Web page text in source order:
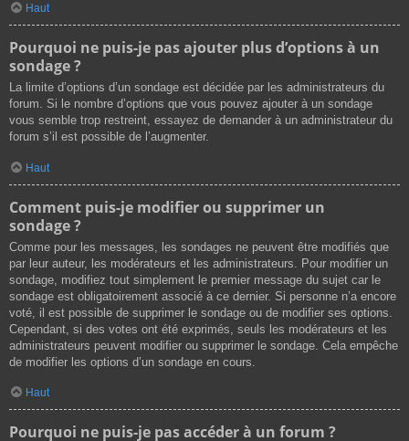
Haut
Pourquoi ne puis-je pas ajouter plus d’options à un
sondage ?
La limite d’options d’un sondage est décidée par les administrateurs du
forum. Si le nombre d’options que vous pouvez ajouter à un sondage
vous semble trop restreint, essayez de demander à un administrateur du
forum s’il est possible de l’augmenter.
Haut
Comment puis-je modifier ou supprimer un
sondage ?
Comme pour les messages, les sondages ne peuvent être modifiés que
par leur auteur, les modérateurs et les administrateurs. Pour modifier un
sondage, modifiez tout simplement le premier message du sujet car le
sondage est obligatoirement associé à ce dernier. Si personne n’a encore
voté, il est possible de supprimer le sondage ou de modifier ses options.
Cependant, si des votes ont été exprimés, seuls les modérateurs et les
administrateurs peuvent modifier ou supprimer le sondage. Cela empêche
de modifier les options d’un sondage en cours.
Haut
Pourquoi ne puis-je pas accéder à un forum ?